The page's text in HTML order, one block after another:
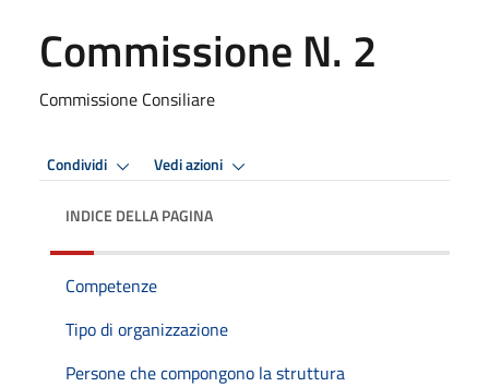
Commissione N. 2
Commissione Consiliare
Condividi Vedi azioni
INDICE DELLA PAGINA
Competenze
Tipo di organizzazione
Persone che compongono la struttura